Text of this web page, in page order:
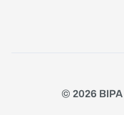
© 2026